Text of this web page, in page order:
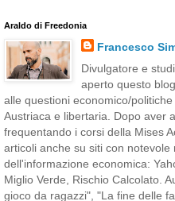
Araldo di Freedonia
Francesco
Divulgatore e
aperto questo
alle questioni economico/
Austriaca e libertaria. Dopo aver
frequentando i corsi della Mises
articoli anche su siti con
dell'informazione economica:
Miglio Verde, Rischio Calcolato.
gioco da ragazzi", "La fine delle